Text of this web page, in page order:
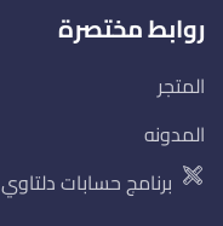
روابط مختصرة
المتجر
المدونه
برنامج حسابات دلتاوي